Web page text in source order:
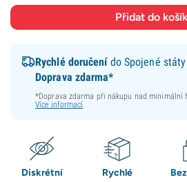
Rychlé doručenído Spojené státy
Doprava zdarma*
*Doprava zdarma při nákupu nad minimální
Více informací.
Diskrétní
Rychlé